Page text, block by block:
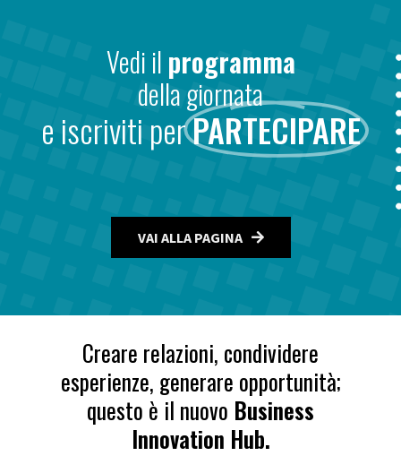
Vedi il programma
della giornata
e iscriviti perPARTECIPARE
VAI ALLA PAGINA
Creare relazioni, condividere
esperienze, generare opportunità;
questo è il nuovo Business
Innovation Hub.